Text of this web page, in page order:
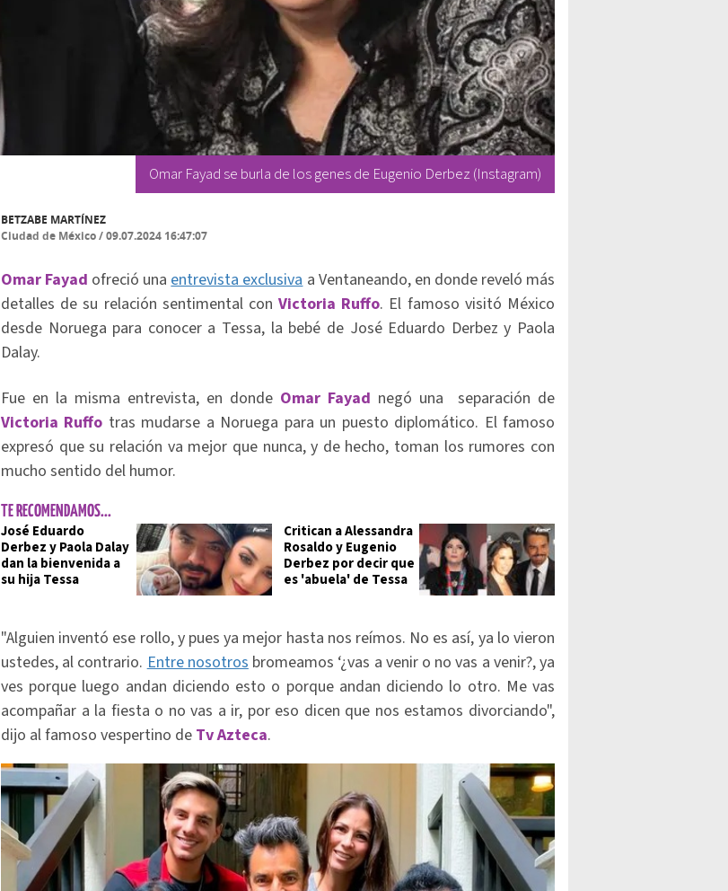
Omar Fayad se burla de los genes de Eugenio Derbez (Instagram)
BETZABE MARTÍNEZ
Ciudad de México/09.07.2024 16:47:07
Omar Fayad ofreció unaentrevista exclusivaa Ventaneando, en donde reveló más
detalles de su relación sentimental con Victoria Ruffo. El famoso visitó México
desde Noruega para conocer a Tessa, la bebé de José Eduardo Derbez y Paola
Dalay.
Fue en la misma entrevista, en donde Omar Fayad negó una separación de
Victoria Ruffo tras mudarse a Noruega para un puesto diplomático. El famoso
expresó que su relación va mejor que nunca, y de hecho, toman los rumores con
mucho sentido del humor.
TE RECOMENDAMOS...
José Eduardo
Derbez y Paola Dalay
dan la bienvenida a
su hija Tessa
Critican a Alessandra
Rosaldo y Eugenio
Derbez por decir que
es 'abuela' de Tessa
"Alguien inventó ese rollo, y pues ya mejor hasta nos reímos. No es así, ya lo vieron
ustedes, al contrario.Entre nosotrosbromeamos ‘¿vas a venir o no vas a venir?, ya
ves porque luego andan diciendo esto o porque andan diciendo lo otro. Me vas
acompañar a la fiesta o no vas a ir, por eso dicen que nos estamos divorciando",
dijo al famoso vespertino de Tv Azteca.